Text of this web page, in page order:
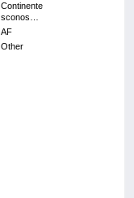
Continente
sconos…
AF
Other